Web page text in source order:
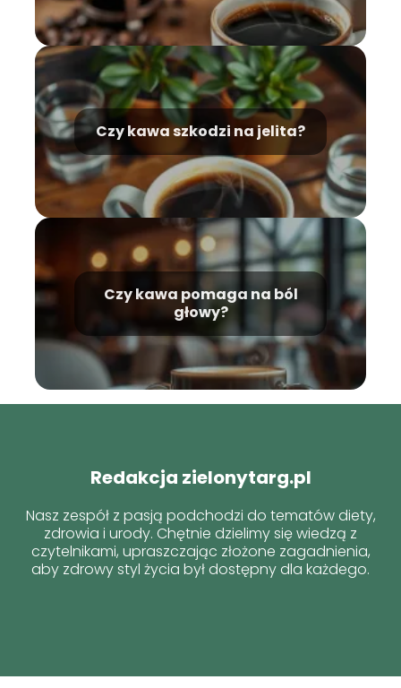
Czy kawa szkodzi na jelita?
Czy kawa pomaga na ból
głowy?
Redakcja zielonytarg.pl
Nasz zespół z pasją podchodzi do tematów diety,
zdrowia i urody. Chętnie dzielimy się wiedzą z
czytelnikami, upraszczając złożone zagadnienia,
aby zdrowy styl życia był dostępny dla każdego.